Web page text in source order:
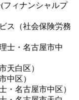
フィナンシャルプ
ス（社会保険労務
士・名古屋市中
天白区）
中区）
・名古屋市中区）